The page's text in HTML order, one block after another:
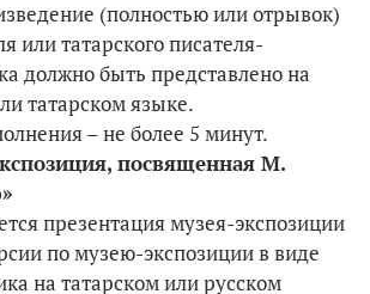
(полностью или отрывок)
или татарского писателя-
должно быть представлено на
татарском языке.
– не более 5 минут.
посвященная М.
презентация музея-экспозиции
по музею-экспозиции в виде
на татарском или русском